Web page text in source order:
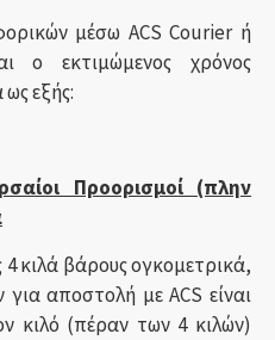
μέσω ACS Courier ή
ο εκτιμώμενος χρόνος
εξής:
Προορισμοί (πλην
4 κιλά βάρους ογκομετρικά,
αποστολή με ACS είναι
κιλό (πέραν των 4 κιλών)